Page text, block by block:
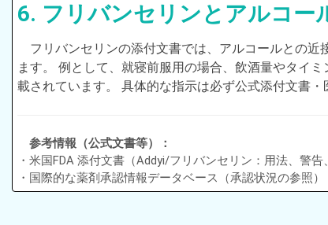
6. フリバンセリンとアルコー
フリバンセリンの添付文書では、アルコールとの近
ます。 例として、就寝前服用の場合、飲酒量やタイ
載されています。 具体的な指示は必ず公式添付文書・
参考情報（公式文書等）：
・米国FDA 添付文書（Addyi/フリバンセリン：用法、警
・国際的な薬剤承認情報データベース（承認状況の参照）